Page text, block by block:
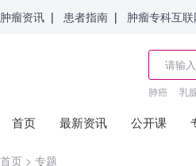
肿瘤资讯 | 患者指南 | 肿瘤专科互
肺癌 乳
首页 最新资讯 公开课
首页 > 专题